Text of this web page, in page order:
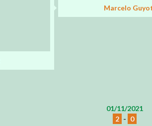
Marcelo
01/11/2021
2 - 0